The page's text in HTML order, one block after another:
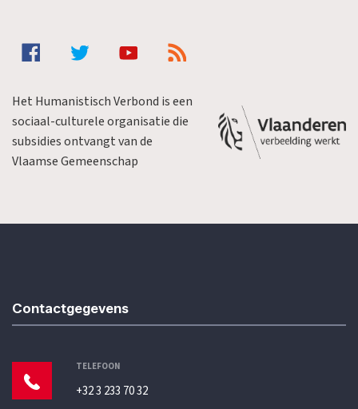
Het Humanistisch Verbond is een
sociaal-culturele organisatie die
subsidies ontvangt van de
Vlaamse Gemeenschap
Contactgegevens
TELEFOON
+32 3 233 70 32